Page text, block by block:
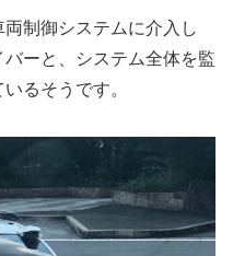
制御システムに介入し
ーと、システム全体を監
るそうです。